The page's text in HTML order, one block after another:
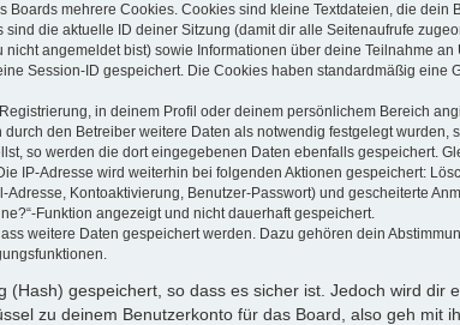
Boards mehrere Cookies. Cookies sind kleine Textdateien, die
die aktuelle ID deiner Sitzung (damit dir alle Seitenaufrufe
angemeldet bist) sowie Informationen über deine Teilnahme
Session-ID gespeichert. Die Cookies haben standardmäßig eine
in deinem Profil oder deinem persönlichem Bereich
den Betreiber weitere Daten als notwendig festgelegt wurden,
so werden die dort eingegebenen Daten ebenfalls gespeichert.
IP-Adresse wird weiterhin bei folgenden Aktionen gespeichert:
Kontoaktivierung, Benutzer-Passwort) und gescheiterte
Funktion angezeigt und nicht dauerhaft gespeichert.
weitere Daten gespeichert werden. Dazu gehören dein
(Hash) gespeichert, so dass es sicher ist. Jedoch wird dir
zu deinem Benutzerkonto für das Board, also geh mit